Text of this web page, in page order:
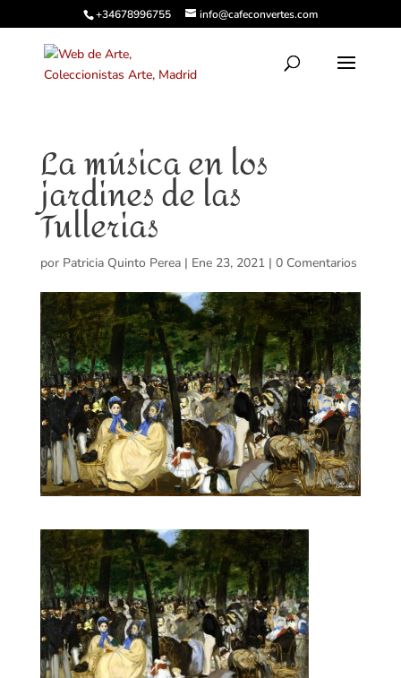
+34678996755 info@cafeconvertes.com
La música en los
jardines de las
Tullerias
por Patricia Quinto Perea| Ene 23, 2021| 0 Comentarios